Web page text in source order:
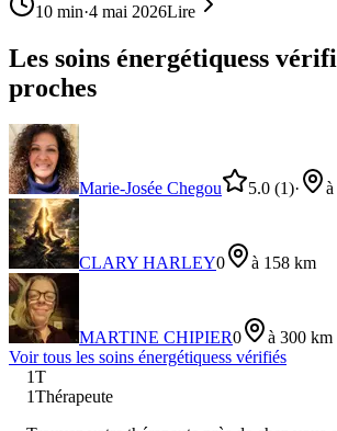
10 min·4 mai 2026Lire
Les soins énergétiquess
proches
Marie-Josée Chegou 5.0 (1)·
CLARY HARLEY0 à 158 km
MARTINE CHIPIER0
à 300 km
Voir tous les soins énergétiquess vérifiés
1T
1Thérapeute